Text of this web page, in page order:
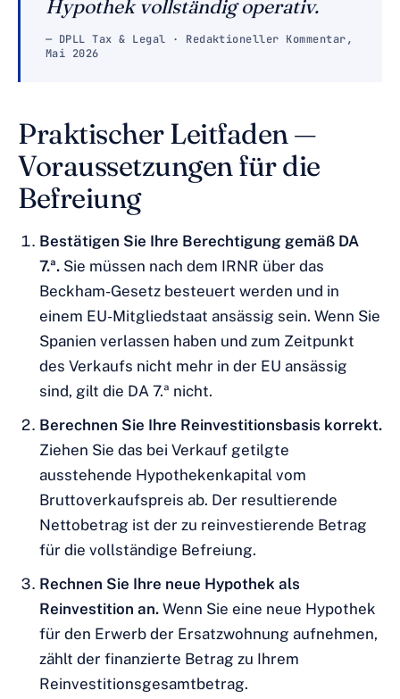
Hypothek vollständig operativ.
— DPLL Tax & Legal · Redaktioneller Kommentar,
Mai 2026
Praktischer Leitfaden —
Voraussetzungen für die
Befreiung
Bestätigen Sie Ihre Berechtigung gemäß DA
7.ª. Sie müssen nach dem IRNR über das
Beckham-Gesetz besteuert werden und in
einem EU-Mitgliedstaat ansässig sein. Wenn Sie
Spanien verlassen haben und zum Zeitpunkt
des Verkaufs nicht mehr in der EU ansässig
sind, gilt die DA 7.ª nicht.
Berechnen Sie Ihre Reinvestitionsbasis korrekt.
Ziehen Sie das bei Verkauf getilgte
ausstehende Hypothekenkapital vom
Bruttoverkaufspreis ab. Der resultierende
Nettobetrag ist der zu reinvestierende Betrag
für die vollständige Befreiung.
Rechnen Sie Ihre neue Hypothek als
Reinvestition an. Wenn Sie eine neue Hypothek
für den Erwerb der Ersatzwohnung aufnehmen,
zählt der finanzierte Betrag zu Ihrem
Reinvestitionsgesamtbetrag.